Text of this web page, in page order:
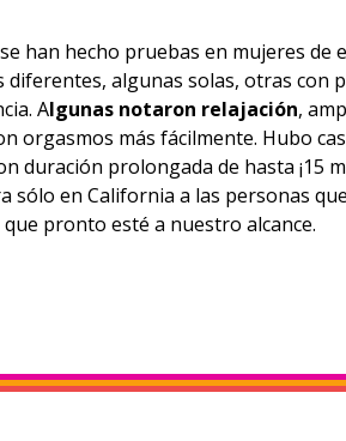
han hecho pruebas en mujeres de
diferentes, algunas solas, otras con
Algunas notaron relajación,
orgasmos más fácilmente. Hubo
duración prolongada de hasta ¡15
sólo en California a las personas
que pronto esté a nuestro alcance.